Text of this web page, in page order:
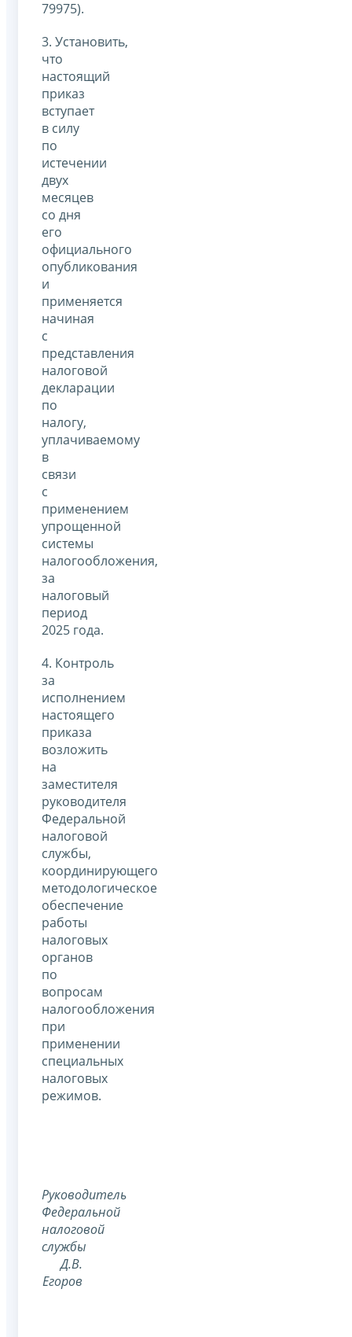
79975).
3. Установить,
что
настоящий
приказ
вступает
в силу
по
истечении
двух
месяцев
со дня
его
официального
опубликования
и
применяется
начиная
с
представления
налоговой
декларации
по
налогу,
уплачиваемому
в
связи
с
применением
упрощенной
системы
налогообложения,
за
налоговый
период
2025 года.
4. Контроль
за
исполнением
настоящего
приказа
возложить
на
заместителя
руководителя
Федеральной
налоговой
службы,
координирующего
методологическое
обеспечение
работы
налоговых
органов
по
вопросам
налогообложения
при
применении
специальных
налоговых
режимов.
Руководитель
Федеральной
налоговой
службы
Д.В.
Егоров